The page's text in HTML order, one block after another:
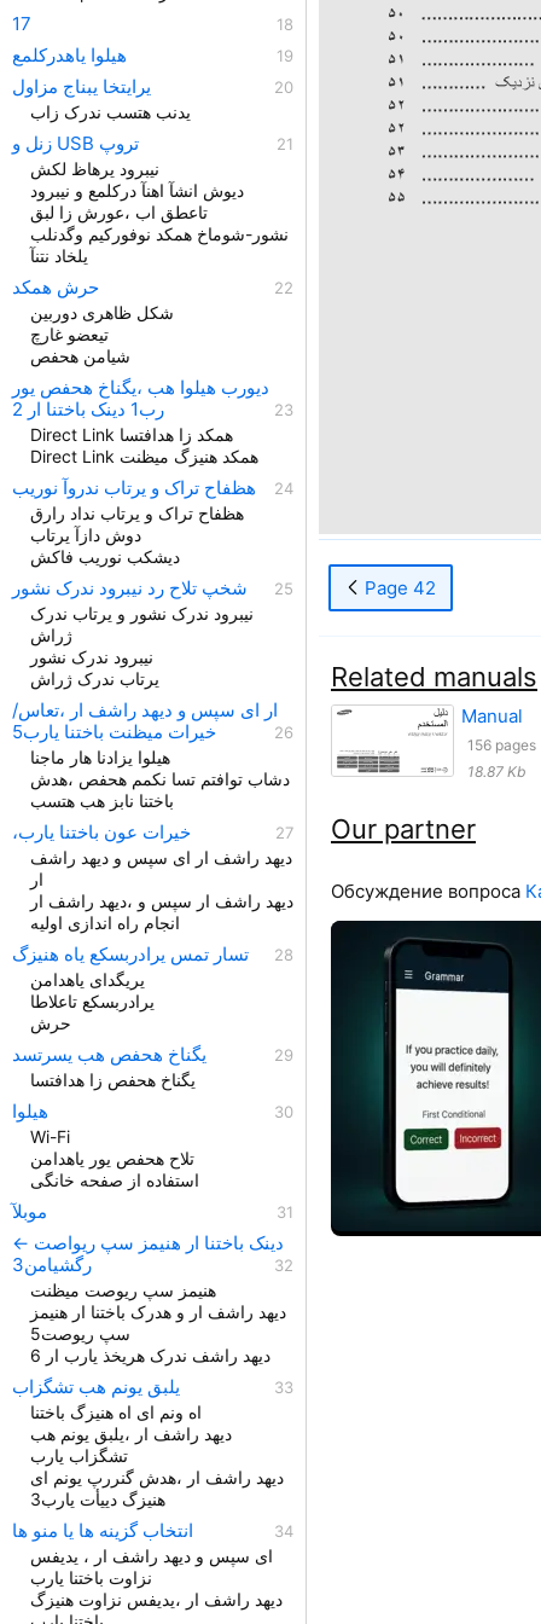
Page 42
Related manuals
Manual
156 pages
18.87 Kb
Our partner
Обсуждение вопроса
17
هیلوا یاهدرکلمع
یرايتخا یبناج مزاول
یدنب هتسب ندرک زاب
زنل و USB تروپ
نیبرود یرهاظ لکش
دیوش انشآ اهنآ درکلمع و نیبرود
تاعطق اب ،عورش زا لبق
نشور-شوماخ همکد نوفورکیم وگدنلب
یلخاد نتنآ
حرش همکد
شکل ظاهری دوربین
تیعضو غارچ
شيامن هحفص
دیورب هیلوا هب ،یگناخ هحفص یور
رب1 دينک باختنا ار 2
Direct Link همکد زا هدافتسا
Direct Link همکد هنیزگ میظنت
هظفاح تراک و یرتاب ندروآ نوریب
هظفاح تراک و یرتاب نداد رارق
دوش دازآ یرتاب
دیشکب نوریب فاکش
شخپ تلاح رد نیبرود ندرک نشور
نیبرود ندرک نشور و یرتاب ندرک
ژراش
نیبرود ندرک نشور
یرتاب ندرک ژراش
ار ای سپس و دیهد راشف ار ،تعاس/
خیرات میظنت باختنا یارب5
هیلوا یزادنا هار ماجنا
دشاب توافتم تسا نکمم هحفص ،هدش
باختنا نابز هب هتسب
،خیرات عون باختنا یارب
دیهد راشف ار ای سپس و دیهد راشف
ار
دیهد راشف ار سپس و ،دیهد راشف ار
انجام راه اندازی اولیه
تسار تمس یرادربسکع یاه هنیزگ
یریگدای یاهدامن
یرادربسکع تاعلاطا
حرش
یگناخ هحفص هب یسرتسد
یگناخ هحفص زا هدافتسا
هیلوا
Wi-Fi
تلاح هحفص یور یاهدامن
استفاده از صفحه خانگی
موبلآ
دينک باختنا ار هنیمز سپ ریواصت ←
رگشیامن3
هنیمز سپ ریوصت میظنت
دیهد راشف ار و هدرک باختنا ار هنیمز
سپ ریوصت5
دیهد راشف ندرک هریخذ یارب ار 6
یلبق یونم هب تشگزاب
اه ونم ای اه هنیزگ باختنا
دیهد راشف ار ،یلبق یونم هب
تشگزاب یارب
دیهد راشف ار ،هدش گنررپ یونم ای
هنیزگ دییأت یارب3
انتخاب گزینه ها یا منو ها
ای سپس و دیهد راشف ار ، یدیفس
نزاوت باختنا یارب
دیهد راشف ار ،یدیفس نزاوت هنیزگ